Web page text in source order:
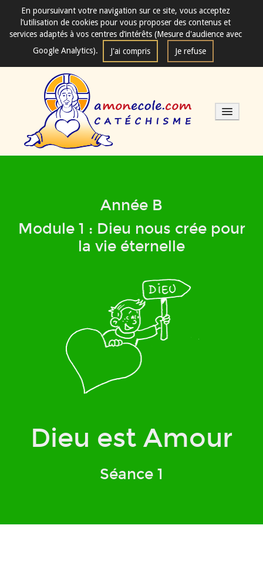
En poursuivant votre navigation sur ce site, vous acceptez
l’utilisation de cookies pour vous proposer des contenus et
services adaptés à vos centres d’intérêts (Mesure d'audience avec
Google Analytics).
J'ai compris Je refuse
Fondements
Année B
Module 1 : Dieu nous crée pour
la vie éternelle
Dieu est Amour
Séance 1